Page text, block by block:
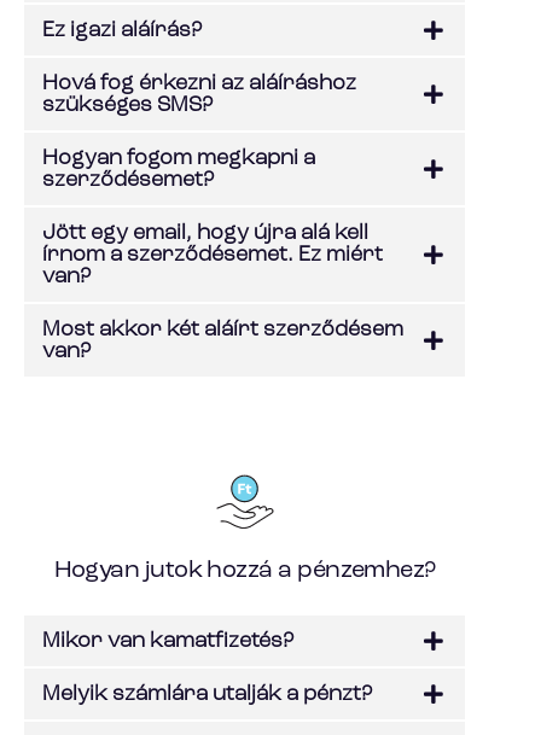
Ez igazi aláírás?
Hová fog érkezni az aláíráshoz
szükséges SMS?
Hogyan fogom megkapni a
szerződésemet?
Jött egy email, hogy újra alá kell
írnom a szerződésemet. Ez miért
van?
Most akkor két aláírt szerződésem
van?
Hogyan jutok hozzá a pénzemhez?
Mikor van kamatfizetés?
Melyik számlára utalják a pénzt?